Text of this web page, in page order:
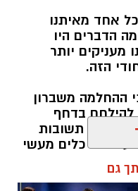
צילומים מאירוע
נשמח שתשתפו
אחד מאיתנו
הדברים היו
מעניקים יותר
הזה.
ההחלמה משברון
בדחף
ולחפש תשובות
ארגז כלים מעשי
מהכאב ולהמשיך
גם